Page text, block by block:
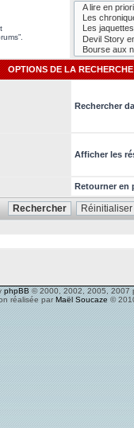
OPTIONS DE LA RECHERCHE
Rechercher
Afficher les
Retourner en
phpBB © 2000, 2002, 2005, 2007
réalisée parMaël Soucaze ©